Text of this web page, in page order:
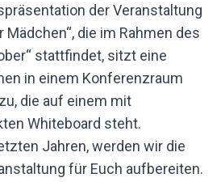
Jahren, werden wir die
für Euch aufbereiten.